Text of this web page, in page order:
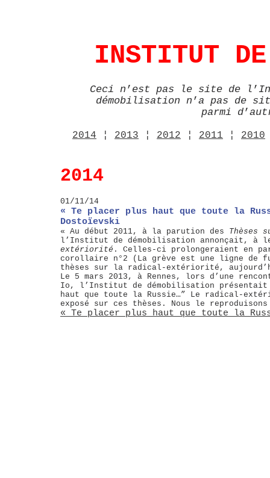
INSTITUT
Ceci n ’ est pas le site de l ’
démobilisation n ’a pas de
parmi d’
2014 ¦ 2013 ¦ 2012 ¦ 2011 ¦ 2010
2014
01/11/14
« Te placer plus haut que toute la
Dostoïevski
« Au début 2011, à la parution des Thèses
l’Institut de démobilisation annonçait, à
extériorité . Celles-ci prolongeraient en
corollaire n°2 (La grève est une ligne de
thèses sur la radical-extériorité,
Le 5 mars 2013, à Rennes, lors d’une
Io, l’Institut de démobilisation
haut que toute la Russie…” Le radical-
exposé sur ces thèses. Nous le
« Te placer plus haut que toute la